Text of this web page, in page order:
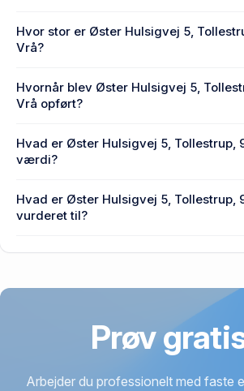
Tollestrup, 9760 Vrå.
Hvor stor er Øster Hulsigvej 5,
Vrå?
Tollestrup, 9760 Vrå.
Hvornår blev Øster Hulsigvej 5,
Vrå opført?
Hulsigvej 5, Tollestrup, 9760 Vrå.
Hvad er Øster Hulsigvej 5, Tollestrup,
værdi?
Tollestrup, 9760 Vrå senest blev
Hvad er Øster Hulsigvej 5, Tollestrup,
vurderet til?
Prøv
Arbejder du professionelt med faste